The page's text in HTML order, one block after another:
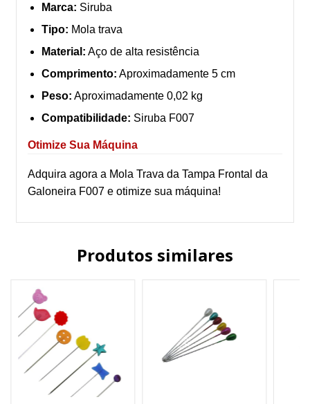
Marca: Siruba
Tipo: Mola trava
Material: Aço de alta resistência
Comprimento: Aproximadamente 5 cm
Peso: Aproximadamente 0,02 kg
Compatibilidade: Siruba F007
Otimize Sua Máquina
Adquira agora a Mola Trava da Tampa Frontal da
Galoneira F007 e otimize sua máquina!
Produtos similares